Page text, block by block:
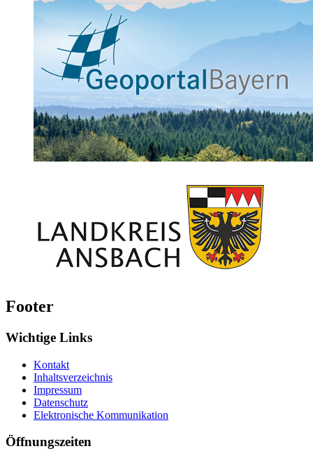
Footer
Wichtige Links
Kontakt
Inhaltsverzeichnis
Impressum
Datenschutz
Elektronische Kommunikation
Öffnungszeiten